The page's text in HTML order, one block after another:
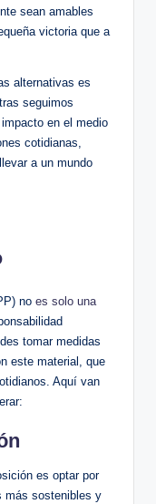
sean amables
victoria que a
alternativas es
seguimos
en el medio
cotidianas,
a un mundo
no es solo una
tomar medidas
este material, que
Aquí van
es optar por
más sostenibles y